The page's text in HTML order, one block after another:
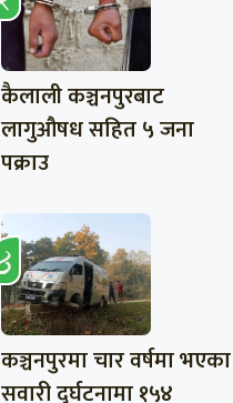
कैलाली कञ्चनपुरबाट
लागुऔषध सहित ५ जना
पक्राउ
कञ्चनपुरमा चार वर्षमा भएका
सवारी दुर्घटनामा १५४